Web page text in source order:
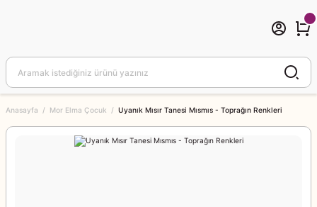
Anasayfa Mor Elma Çocuk Uyanık Mısır Tanesi Mısmıs - Toprağın Renkleri